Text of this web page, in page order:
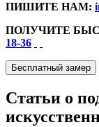
ПИШИТЕ НАМ:
ПОЛУЧИТЕ
18-36
Бесплатный замер
Статьи о